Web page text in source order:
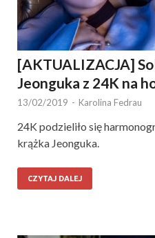
[AKTUALIZACJA]
Jeonguka z 24K na
13/02/2019 - Karolina Fedrau
24K podzieliło się
krążka Jeonguka.
CZYTAJ DALEJ